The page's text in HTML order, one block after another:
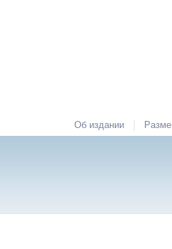
Об издании |